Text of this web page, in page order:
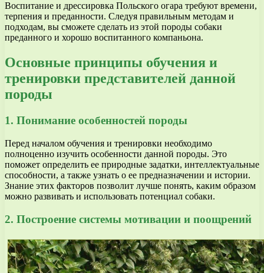
Воспитание и дрессировка Польского огара требуют времени,
терпения и преданности. Следуя правильным методам и
подходам, вы сможете сделать из этой породы собаки
преданного и хорошо воспитанного компаньона.
Основные принципы обучения и
тренировки представителей данной
породы
1. Понимание особенностей породы
Перед началом обучения и тренировки необходимо
полноценно изучить особенности данной породы. Это
поможет определить ее природные задатки, интеллектуальные
способности, а также узнать о ее предназначении и истории.
Знание этих факторов позволит лучше понять, каким образом
можно развивать и использовать потенциал собаки.
2. Построение системы мотивации и поощрений